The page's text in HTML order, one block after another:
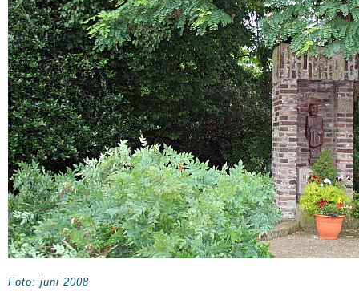
Foto: juni 2008